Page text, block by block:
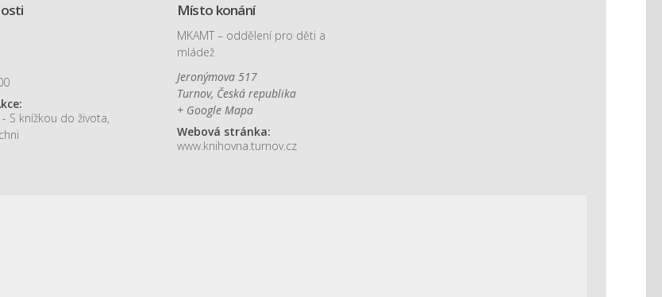
S knížkou do života,
Místo konání
MKAMT – oddělení pro děti a
mládež
Jeronýmova 517
Turnov, Česká republika
+ Google Mapa
Webová stránka:
www.knihovna.turnov.cz